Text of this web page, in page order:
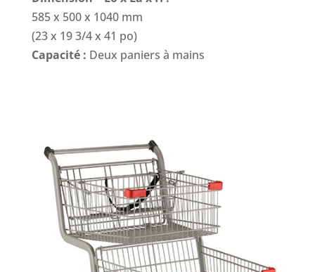
585 x 500 x 1040 mm
(23 x 19 3/4 x 41 po)
Capacité : Deux paniers à mains